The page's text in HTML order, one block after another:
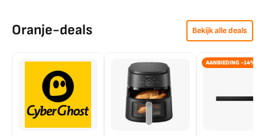
Oranje-deals Bekijk alle deals
AANBIEDING -14%